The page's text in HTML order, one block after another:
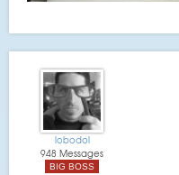
lobodol
948 Messages
BIG BOSS